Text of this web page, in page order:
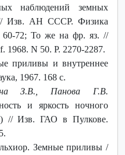
наблюдений земных
// Изв. АН СССР. Физика
72; То же на фр. яз. //
1968. N 50. P. 2270-2287.
приливы и внутреннее
1967. 168 с.
З.В., Панова Г.В.
и яркость ночного
// Изв. ГАО в Пулкове.
Земные приливы /